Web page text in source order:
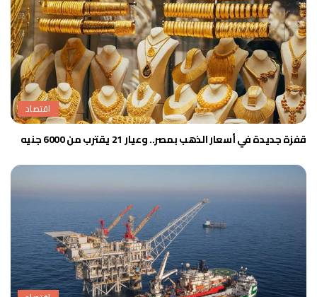
اقتصاد
قفزة جديدة في أسعار الذهب بمصر.. وعيار 21 يقترب من 6000 جنيه